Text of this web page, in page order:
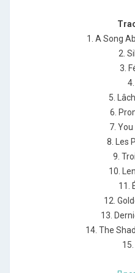
1. A Song
2.
3.
5.
6.
7. You
8. Les
9.
10.
11.
12.
13.
14. The